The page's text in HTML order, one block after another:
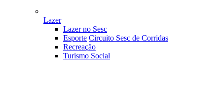
Lazer
Lazer no Sesc
Esporte Circuito Sesc de Corridas
Recreação
Turismo Social